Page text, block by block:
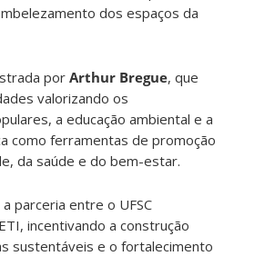
dos espaços da
porArthur Bregue, que
valorizando os
a educação ambiental e a
como ferramentas de promoção
da saúde e do bem-estar.
parceria entre o UFSC
incentivando a construção
sustentáveis e o fortalecimento